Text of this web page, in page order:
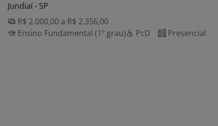
Jundiaí - SP
R$ 2.000,00 a R$ 2.356,00
Ensino Fundamental (1º grau)
PcD Presencial